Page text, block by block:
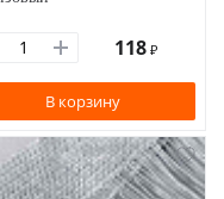
118 ₽
В корзину